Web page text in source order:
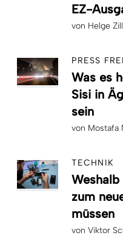
EZ-
von Helge
PRESS
Was es
Sisi in
sein
von Mostafa
TECHNIK
Weshalb
zum
müssen
von Viktor